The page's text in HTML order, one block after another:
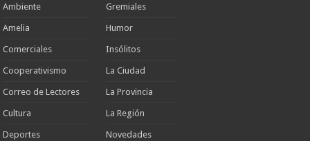
Ambiente
Amelia
Comerciales
Cooperativismo
Correo de Lectores
Cultura
Deportes
Gremiales
Humor
Insólitos
La Ciudad
La Provincia
La Región
Novedades